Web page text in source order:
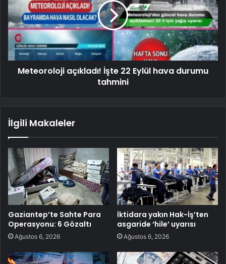
Meteoroloji açıkladı! İşte 22 Eylül hava durumu
tahmini
İlgili Makaleler
Gaziantep’te Sahte Para
Operasyonu: 6 Gözaltı
Ağustos 6, 2026
İktidara yakın Hak-İş’ten
asgaride ‘hile’ uyarısı
Ağustos 6, 2026